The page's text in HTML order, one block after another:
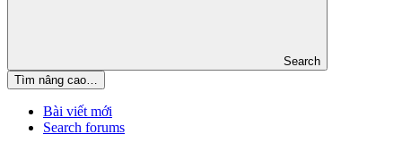
Search
Tìm nâng cao…
Bài viết mới
Search forums